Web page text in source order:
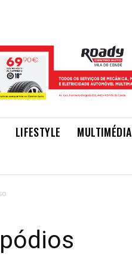
LIFESTYLE MULTIMÉDIA